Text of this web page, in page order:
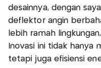
desainnya, dengan
deflektor angin
lebih ramah
Inovasi ini tidak hanya
tetapi juga efisiensi